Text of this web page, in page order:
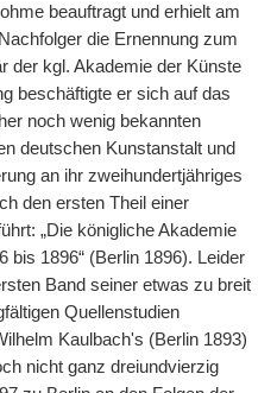
beauftragt und erhielt am
die Ernennung zum
der kgl. Akademie der Künste
beschäftigte er sich auf das
noch wenig bekannten
deutschen Kunstanstalt und
an ihr zweihundertjähriges
den ersten Theil einer
„Die königliche Akademie
bis 1896“ (Berlin 1896). Leider
Band seiner etwas zu breit
Quellenstudien
Kaulbach's (Berlin 1893)
nicht ganz dreiundvierzig